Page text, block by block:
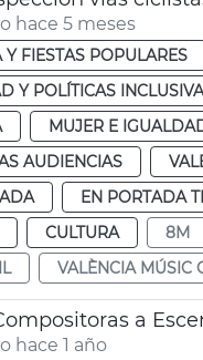
hace 5 meses
Y FIESTAS POPULARES
Y POLÍTICAS
MUJER E
AUDIENCIAS
EN PORTADA
CULTURA
8M
VALÈNCIA MÚSIC
hace 1 año